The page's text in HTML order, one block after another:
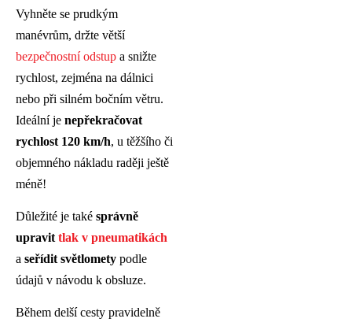
Vyhněte se prudkým
manévrům, držte větší
bezpečnostní odstup a snižte
rychlost, zejména na dálnici
nebo při silném bočním větru.
Ideální je nepřekračovat
rychlost 120 km/h, u těžšího či
objemného nákladu raději ještě
méně!
Důležité je také správně
upravit tlak v pneumatikách
a seřídit světlomety podle
údajů v návodu k obsluze.
Během delší cesty pravidelně